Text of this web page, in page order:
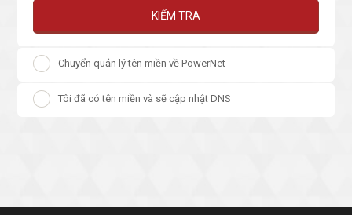
KIỂM TRA
Chuyển quản lý tên miền về PowerNet
Tôi đã có tên miền và sẽ cập nhật DNS